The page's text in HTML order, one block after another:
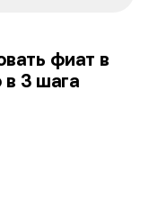
фиат в
в 3 шага